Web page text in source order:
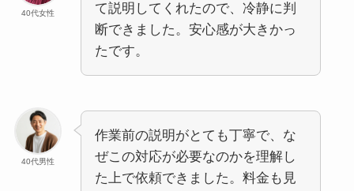
40代女性
て説明してくれたので、冷静に判
断できました。安心感が大きかっ
たです。
40代男性
作業前の説明がとても丁寧で、な
ぜこの対応が必要なのかを理解し
た上で依頼できました。料金も見